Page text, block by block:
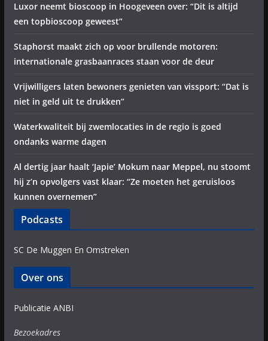
Luxor neemt bioscoop in Hoogeveen over: “Dit is altijd
een topbioscoop geweest”
Staphorst maakt zich op voor brullende motoren:
internationale grasbaanraces staan voor de deur
Vrijwilligers laten bewoners genieten van vissport: “Dat is
niet in geld uit te drukken”
Waterkwaliteit bij zwemlocaties in de regio is goed
ondanks warme dagen
Al dertig jaar haalt ‘Japie’ Mokum naar Meppel, nu stoomt
hij z’n opvolgers vast klaar: “Ze moeten het geruisloos
kunnen overnemen”
Podcasts
SC De Muggen En Omstreken
Over ons
Publicatie ANBI
Bezoekadres